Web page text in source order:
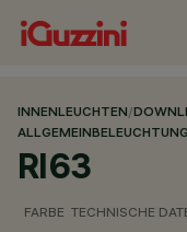
INNENLEUCHTEN/
ALLGEMEINBELEUCHTUNG
RI63
FARBE TECHNISCHE